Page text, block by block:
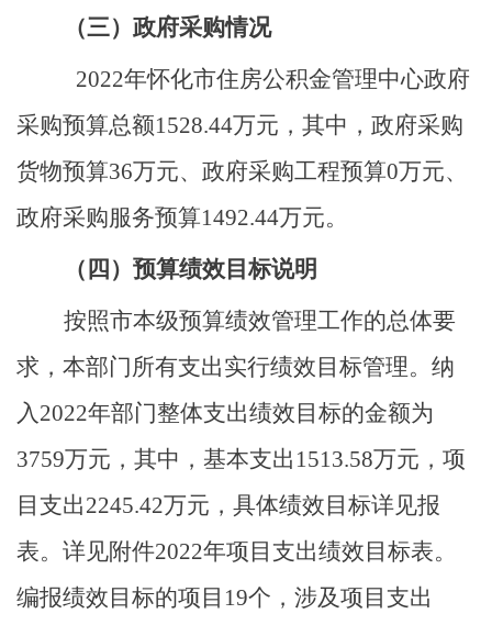
（三）政府采购情况
2022年怀化市住房公积金管理中心政府
采购预算总额1528.44万元，其中，政府采购
货物预算36万元、政府采购工程预算0万元、
政府采购服务预算1492.44万元。
（四）预算绩效目标说明
按照市本级预算绩效管理工作的总体要
求，本部门所有支出实行绩效目标管理。纳
入2022年部门整体支出绩效目标的金额为
3759万元，其中，基本支出1513.58万元，项
目支出2245.42万元，具体绩效目标详见报
表。详见附件2022年项目支出绩效目标表。
编报绩效目标的项目19个，涉及项目支出